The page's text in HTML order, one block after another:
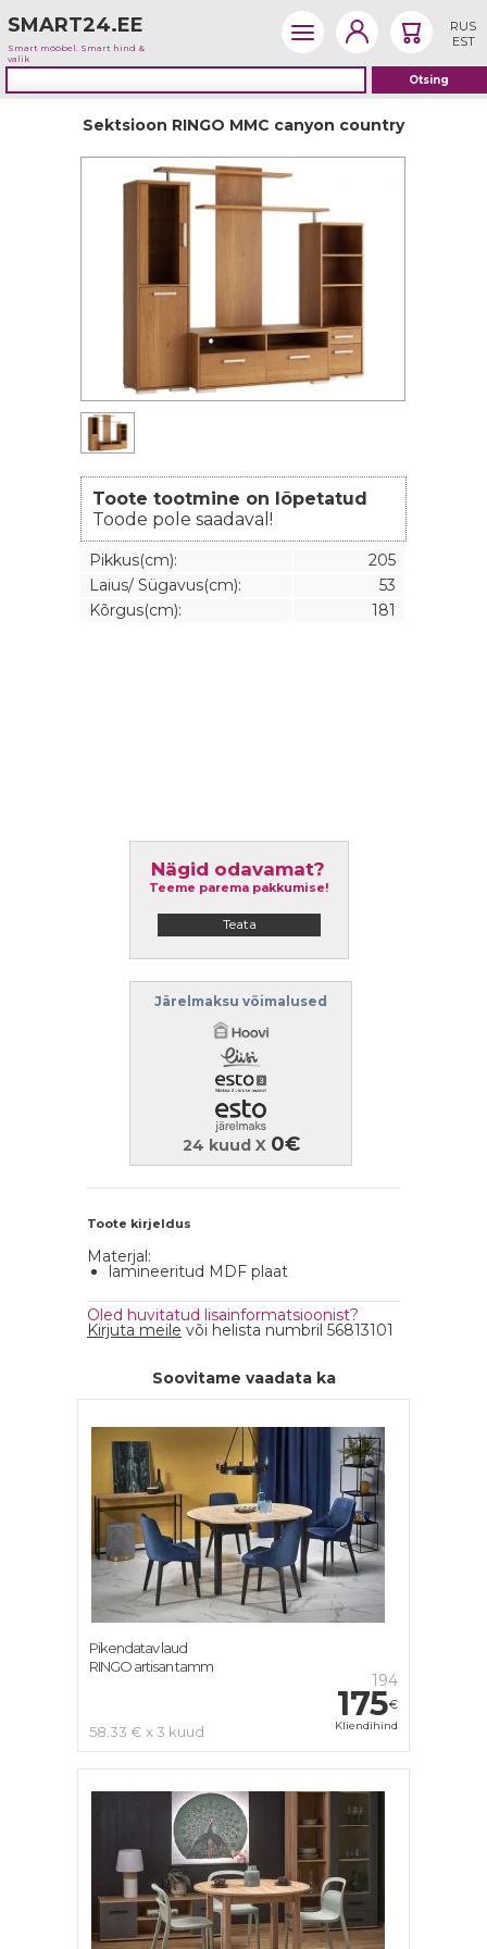
SMART24.EE
Smart mööbel. Smart hind &
valik
RUS
EST
Sektsioon RINGO MMC canyon country
Toote tootmine on lõpetatud
Toode pole saadaval!
Pikkus(cm):
205
Laius/ Sügavus(cm):
53
Kõrgus(cm):
181
Nägid odavamat?
Teeme parema pakkumise!
Teata
Järelmaksu võimalused
24 kuud X 0€
Toote kirjeldus
Materjal:
lamineeritud MDF plaat
Oled huvitatud lisainformatsioonist?
Kirjuta meile või helista numbril 56813101
Soovitame vaadata ka
194
175€
Kliendihind
58.33 € x 3 kuud
Pikendatav laud
RINGO artisan tamm